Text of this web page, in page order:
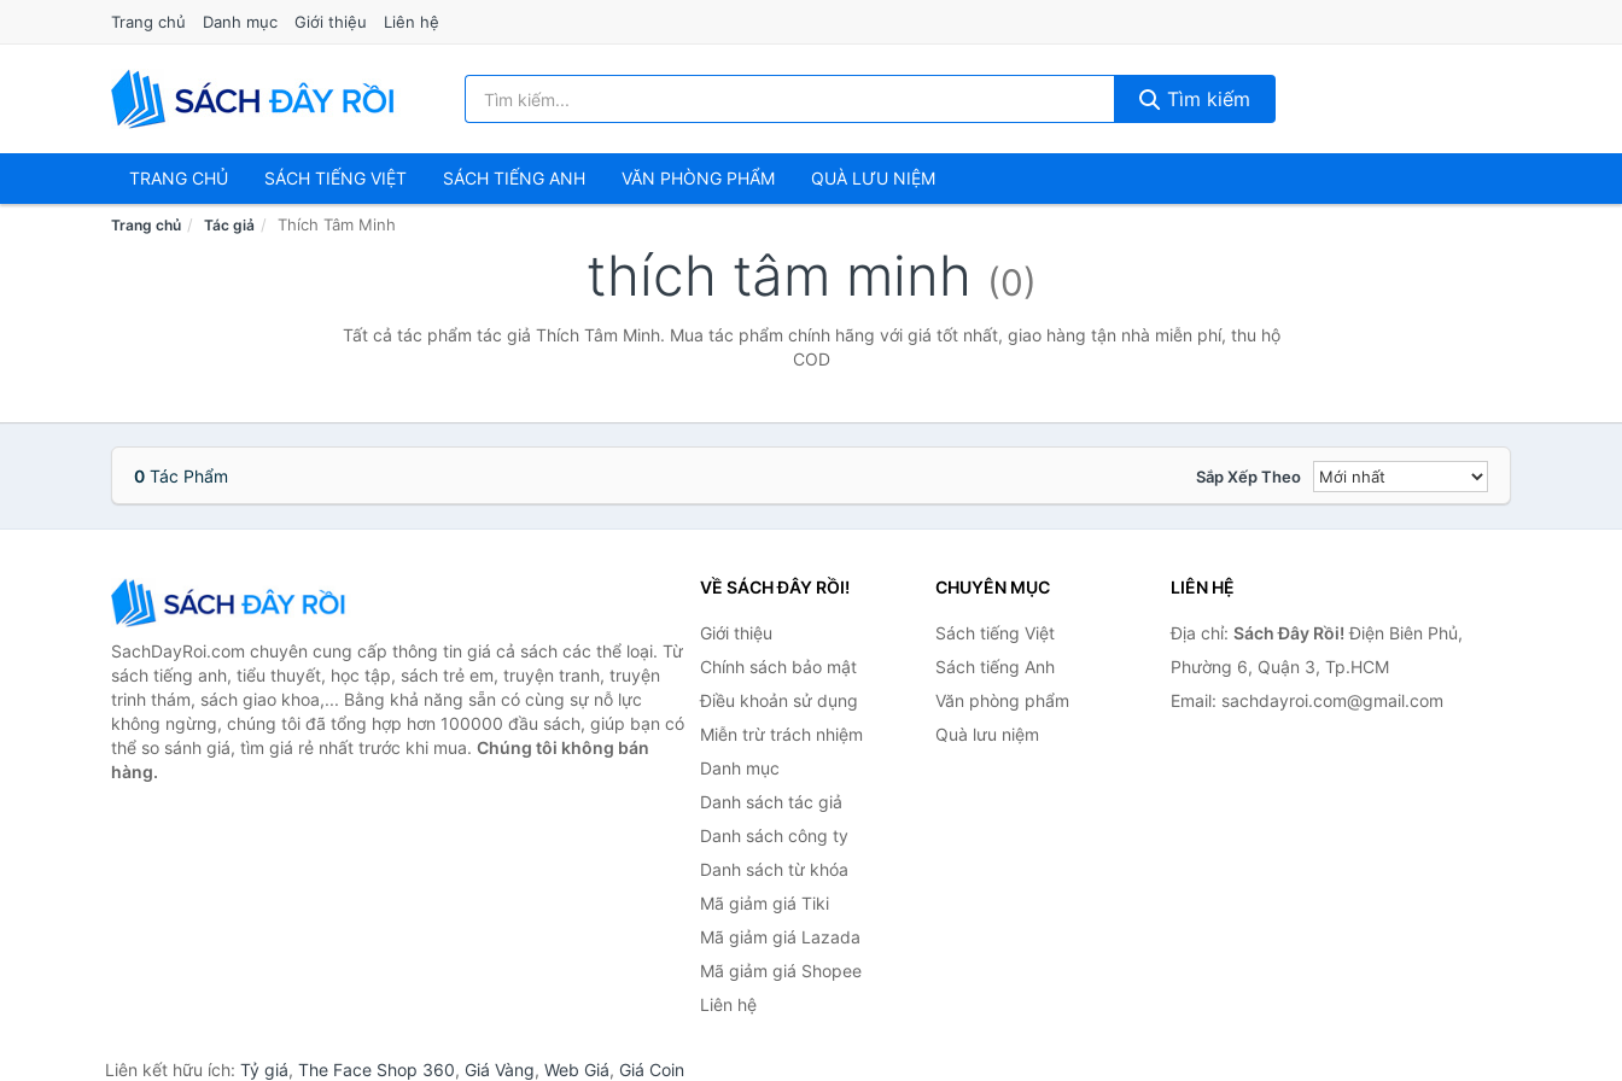
Trang chủ Danh mục Giới thiệu Liên hệ
Tìm kiếm
TRANG CHỦ SÁCH TIẾNG VIỆT SÁCH TIẾNG ANH VĂN PHÒNG PHẨM QUÀ LƯU NIỆM
Trang chủ Tác giả Thích Tâm Minh
thích tâm minh (0)
Tất cả tác phẩm tác giả Thích Tâm Minh. Mua tác phẩm chính hãng với giá tốt nhất, giao hàng tận nhà miễn phí, thu hộ
COD
0 Tác Phẩm Sắp Xếp Theo
SachDayRoi.com chuyên cung cấp thông tin giá cả sách các thể loại. Từ
sách tiếng anh, tiểu thuyết, học tập, sách trẻ em, truyện tranh, truyện
trinh thám, sách giao khoa,... Bằng khả năng sẵn có cùng sự nỗ lực
không ngừng, chúng tôi đã tổng hợp hơn 100000 đầu sách, giúp bạn có
thể so sánh giá, tìm giá rẻ nhất trước khi mua. Chúng tôi không bán
hàng.
VỀ SÁCH ĐÂY RỒI!
Giới thiệu
Chính sách bảo mật
Điều khoản sử dụng
Miễn trừ trách nhiệm
Danh mục
Danh sách tác giả
Danh sách công ty
Danh sách từ khóa
Mã giảm giá Tiki
Mã giảm giá Lazada
Mã giảm giá Shopee
Liên hệ
CHUYÊN MỤC
Sách tiếng Việt
Sách tiếng Anh
Văn phòng phẩm
Quà lưu niệm
LIÊN HỆ
Địa chỉ: Sách Đây Rồi! Điện Biên Phủ,
Phường 6, Quận 3, Tp.HCM
Email: sachdayroi.com@gmail.com
Liên kết hữu ích: Tỷ giá, The Face Shop 360, Giá Vàng, Web Giá, Giá Coin